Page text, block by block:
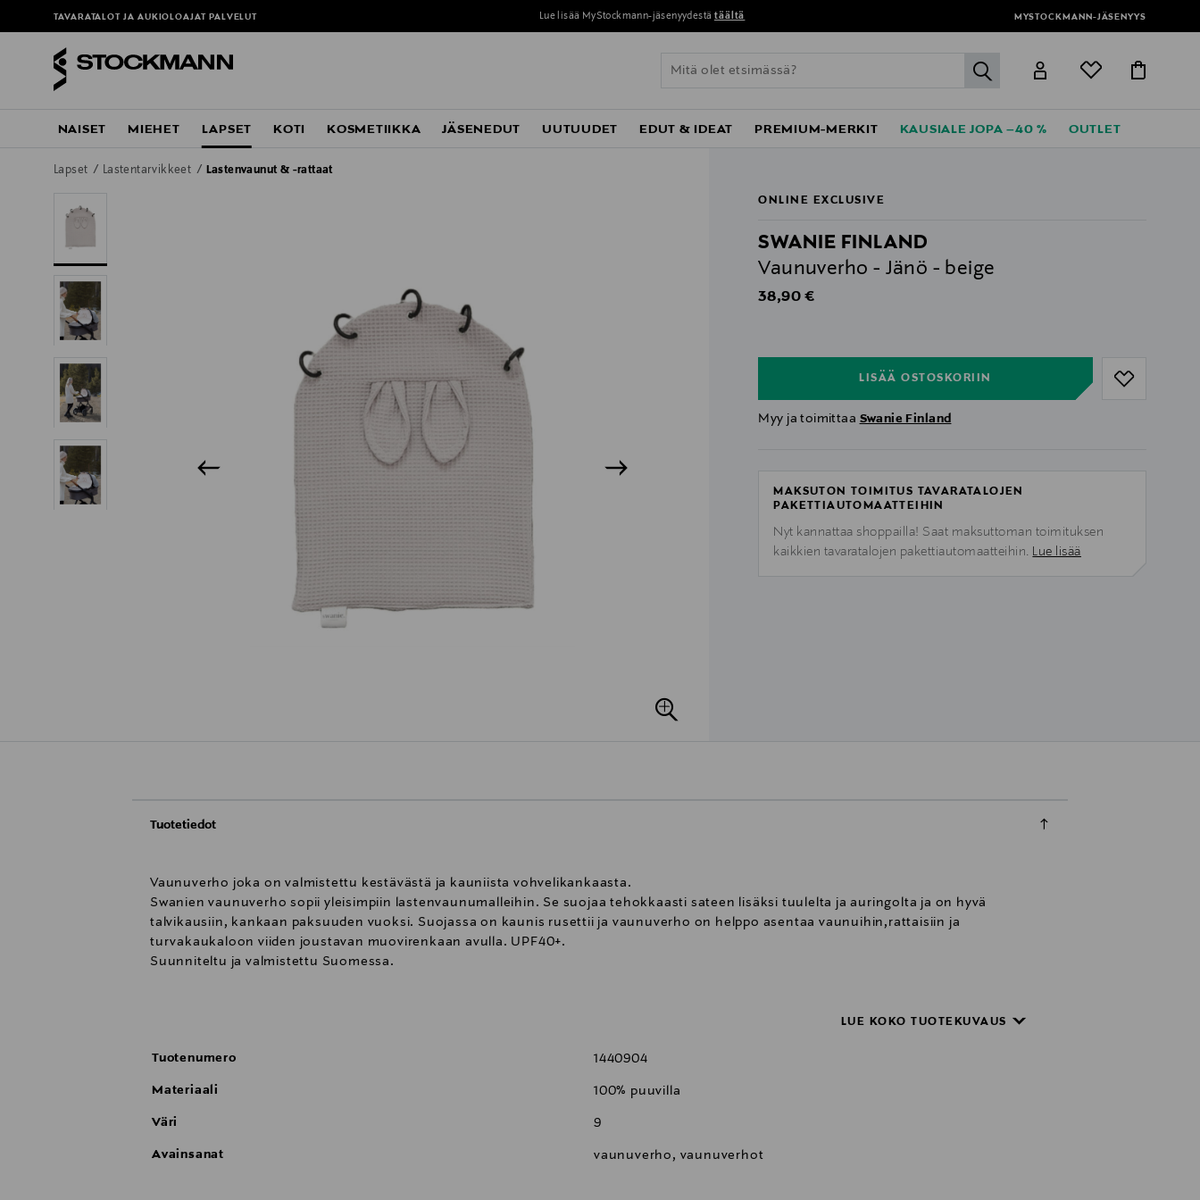
TAVARATALOT JA AUKIOLOAJAT PALVELUT Lue lisää MyStockmann-jäsenyydestä täältä MYSTOCKMANN-JÄSENYYS
label.header.go
NAISET MIEHET LAPSET KOTI KOSMETIIKKA JÄSENEDUT UUTUUDET EDUT & IDEAT PREMIUM-MERKIT KAUSIALE JOPA –40 % OUTLET
Lapset Lastentarvikkeet Lastenvaunut & -rattaat
ONLINE EXCLUSIVE
SWANIE FINLAND
Vaunuverho - Jänö - beige
Original Price
38,90 €
LISÄÄ OSTOSKORIIN
Myy ja toimittaa Swanie Finland
MAKSUTON TOIMITUS TAVARATALOJEN
PAKETTIAUTOMAATTEIHIN
Nyt kannattaa shoppailla! Saat maksuttoman toimituksen
kaikkien tavaratalojen pakettiautomaatteihin. Lue lisää
Tuotetiedot
Vaunuverho joka on valmistettu kestävästä ja kauniista vohvelikankaasta.
Swanien vaunuverho sopii yleisimpiin lastenvaunumalleihin. Se suojaa tehokkaasti sateen lisäksi tuulelta ja auringolta ja on hyvä
talvikausiin, kankaan paksuuden vuoksi. Suojassa on kaunis rusettii ja vaunuverho on helppo asentaa vaunuihin,rattaisiin ja
turvakaukaloon viiden joustavan muovirenkaan avulla. UPF40+.
Suunniteltu ja valmistettu Suomessa.
Yleinen malli, joka sopii useimpiin vaunuihin
LUE KOKO TUOTEKUVAUS
Tuotenumero 1440904
Materiaali 100% puuvilla
Väri 9
Avainsanat vaunuverho, vaunuverhot